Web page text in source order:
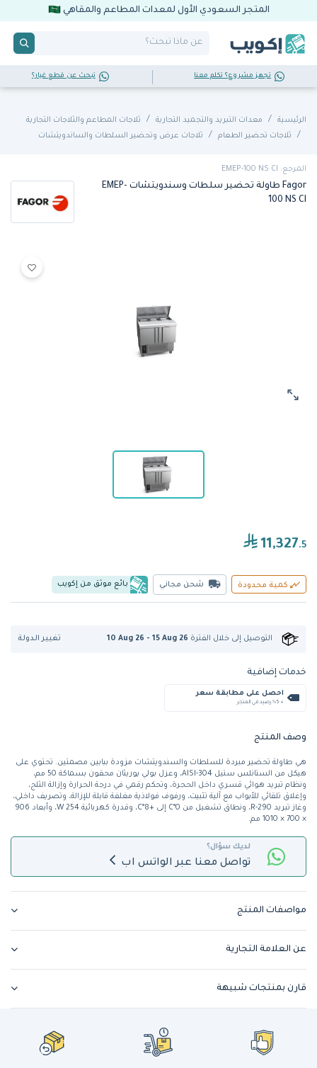
المتجر السعودي الأول لمعدات المطاعم والمقاهي
تجهز مشروع؟ تكلم معنا تبحث عن قطع غيار؟
الرئيسية معدات التبريد والتجميد التجارية
ثلاجات المطاعم والثلاجات التجارية
ثلاجات تحضير الطعام
ثلاجات عرض وتحضير السلطات والساندويتشات
المرجع: EMEP-100 NS CI
Fagor طاولة تحضير سلطات وسندويتشات EMEP-
100 NS CI
11,327.5
كمية محدودة شحن مجاني بائع موثق من إكويب
التوصيل إلى خلال الفترة 10 Aug 26 - 15 Aug 26 تغيير الدولة
خدمات إضافية
احصل على مطابقة سعر
+ %5 رصيد في المتجر
وصف المنتج
هي طاولة تحضير مبردة للسلطات والسندويتشات مزودة ببابين مصمتين. تحتوي على
هيكل من الستانلس ستيل AISI-304، وعزل بولي يوريثان محقون بسماكة 50 مم،
ونظام تبريد هوائي قسري داخل الحجرة، وتحكم رقمي في درجة الحرارة وإزالة الثلج،
وإغلاق تلقائي للأبواب مع آلية تثبيت، ورفوف فولاذية مغلفة قابلة للإزالة، وتصريف داخلي،
وغاز تبريد R-290، ونطاق تشغيل من 0°C إلى +8°C، وقدرة كهربائية 254 W، وأبعاد 906
× 700 × 1010 مم.
لديك سؤال؟
تواصل معنا عبر الواتس اب
مواصفات المنتج
عن العلامة التجارية
قارن بمنتجات شبيهة